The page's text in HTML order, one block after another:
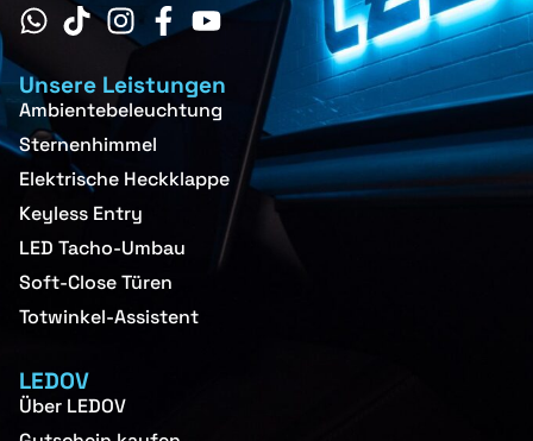
Unsere Leistungen
Ambientebeleuchtung
Sternenhimmel
Elektrische Heckklappe
Keyless Entry
LED Tacho-Umbau
Soft-Close Türen
Totwinkel-Assistent
LEDOV
Über LEDOV